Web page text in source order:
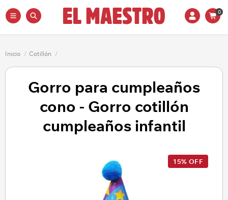
0
Inicio / Cotillón /
Gorro para cumpleaños
cono - Gorro cotillón
cumpleaños infantil
15% OFF